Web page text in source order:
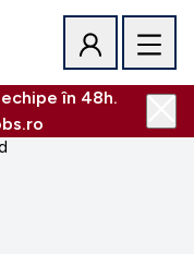
în 48h.